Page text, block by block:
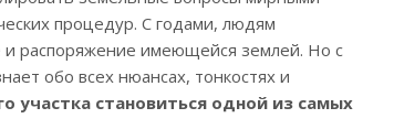
процедур. С годами, людям
и распоряжение имеющейся землей. Но с
обо всех нюансах, тонкостях и
участка становиться одной из самых